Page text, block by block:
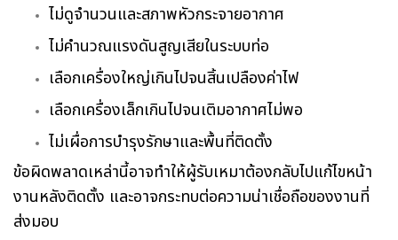
ไม่ดูจำนวนและสภาพหัวกระจายอากาศ
ไม่คำนวณแรงดันสูญเสียในระบบท่อ
เลือกเครื่องใหญ่เกินไปจนสิ้นเปลืองค่าไฟ
เลือกเครื่องเล็กเกินไปจนเติมอากาศไม่พอ
ไม่เผื่อการบำรุงรักษาและพื้นที่ติดตั้ง
ข้อผิดพลาดเหล่านี้อาจทำให้ผู้รับเหมาต้องกลับไปแก้ไขหน้า
งานหลังติดตั้ง และอาจกระทบต่อความน่าเชื่อถือของงานที่
ส่งมอบ